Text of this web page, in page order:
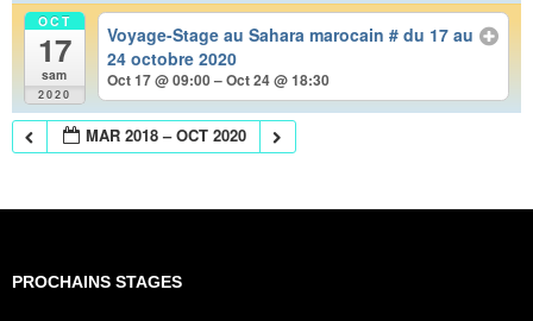
OCT
17
sam
2020
Voyage-Stage au Sahara marocain # du 17 au
24 octobre 2020
Oct 17 @ 09:00 – Oct 24 @ 18:30
MAR 2018 – OCT 2020
PROCHAINS STAGES